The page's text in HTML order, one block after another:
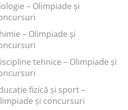
– Olimpiade și
– Olimpiade și
tehnice – Olimpiade și
fizică şi sport –
și concursuri